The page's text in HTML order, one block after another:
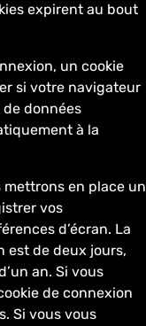
expirent au bout
un cookie
si votre navigateur
données
à la
en place un
vos
d’écran. La
est de deux jours,
an. Si vous
de connexion
Si vous vous